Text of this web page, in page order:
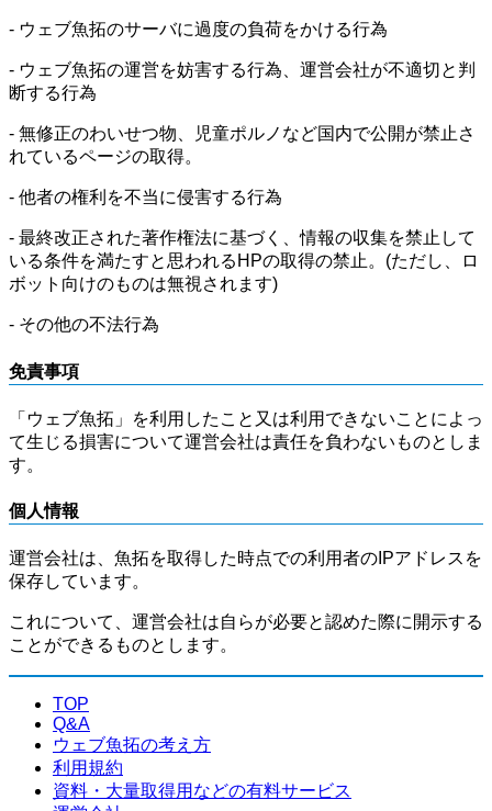
- ウェブ魚拓のサーバに過度の負荷をかける行為
- ウェブ魚拓の運営を妨害する行為、運営会社が不適切と判
断する行為
- 無修正のわいせつ物、児童ポルノなど国内で公開が禁止さ
れているページの取得。
- 他者の権利を不当に侵害する行為
- 最終改正された著作権法に基づく、情報の収集を禁止して
いる条件を満たすと思われるHPの取得の禁止。(ただし、ロ
ボット向けのものは無視されます)
- その他の不法行為
免責事項
「ウェブ魚拓」を利用したこと又は利用できないことによっ
て生じる損害について運営会社は責任を負わないものとしま
す。
個人情報
運営会社は、魚拓を取得した時点での利用者のIPアドレスを
保存しています。
これについて、運営会社は自らが必要と認めた際に開示する
ことができるものとします。
TOP
Q&A
ウェブ魚拓の考え方
利用規約
資料・大量取得用などの有料サービス